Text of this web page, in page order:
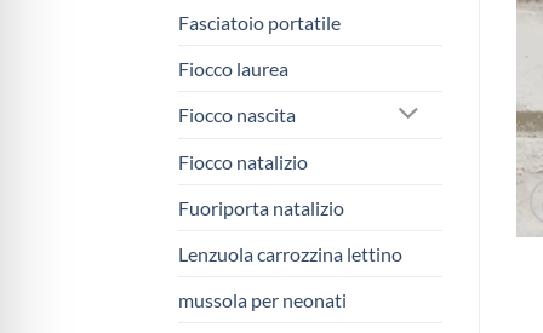
Fasciatoio portatile
Fiocco laurea
Fiocco nascita
Fiocco natalizio
Fuoriporta natalizio
Lenzuola carrozzina lettino
mussola per neonati